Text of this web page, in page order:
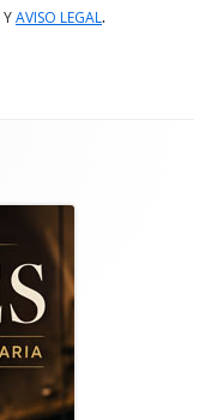
YAVISO LEGAL.